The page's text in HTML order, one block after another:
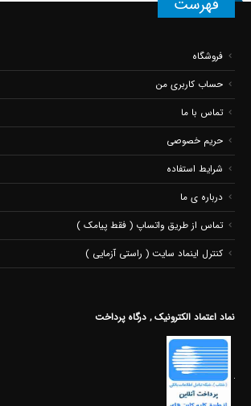
فروشگاه
حساب کاربری من
تماس با ما
حریم خصوصی
شرایط استفاده
درباره ی ما
تماس از طریق واتساپ ( فقط پیامک )
کنترل اینماد سایت ( راستی آزمایی )
نماد اعتماد الکترونیک , درگاه پرداخت